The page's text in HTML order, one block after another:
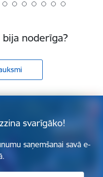
noderīga?
svarīgāko!
saņemšanai savā e-